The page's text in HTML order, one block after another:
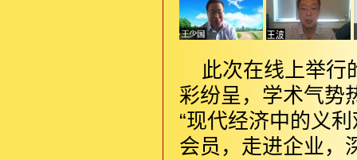
此次在线上举行
彩纷呈，学术气势
“现代经济中的义
会员，走进企业，